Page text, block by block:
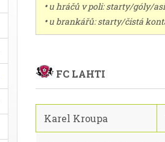
•u hráčů v poli: starty/góly/
•u brankářů: starty/čistá
FC LAHTI
Karel Kroupa